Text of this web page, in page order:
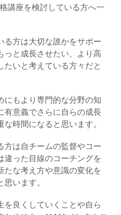
講座を検討している方へ一
る方は大切な誰かをサポー
っと成長させたい、より高
たいと考えている方々だと
にもより専門的な分野の知
有意義でさらに自らの成長
時間になると思います。
方は自チームの監督やコー
違った目線のコーチングを
たな考え方や意識の変化を
います。
を良くしていくことや自ら